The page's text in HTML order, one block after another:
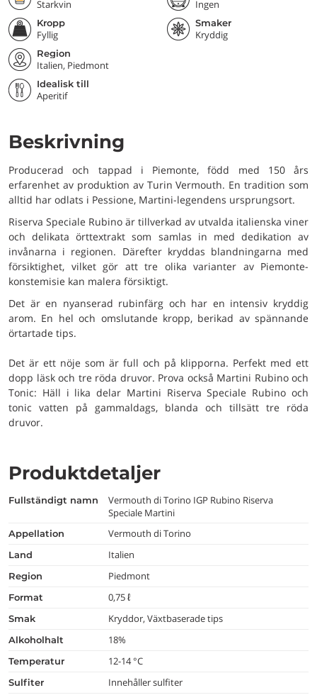
Starkvin Ingen
Kropp
Fyllig
Smaker
Kryddig
Region
Italien, Piedmont
Idealisk till
Aperitif
Beskrivning
Producerad och tappad i Piemonte, född med 150 års
erfarenhet av produktion av Turin Vermouth. En tradition som
alltid har odlats i Pessione, Martini-legendens ursprungsort.
Riserva Speciale Rubino är tillverkad av utvalda italienska viner
och delikata örttextrakt som samlas in med dedikation av
invånarna i regionen. Därefter kryddas blandningarna med
försiktighet, vilket gör att tre olika varianter av Piemonte-
konstemisie kan malera försiktigt.
Det är en nyanserad rubinfärg och har en intensiv kryddig
arom. En hel och omslutande kropp, berikad av spännande
örtartade tips.
Det är ett nöje som är full och på klipporna. Perfekt med ett
dopp läsk och tre röda druvor. Prova också Martini Rubino och
Tonic: Häll i lika delar Martini Riserva Speciale Rubino och
tonic vatten på gammaldags, blanda och tillsätt tre röda
druvor.
Produktdetaljer
fullständigt namn
Vermouth di Torino IGP Rubino Riserva
Speciale Martini
appellation Vermouth di Torino
land Italien
region Piedmont
format 0,75 ℓ
smak Kryddor, Växtbaserade tips
alkoholhalt 18%
temperatur 12-14 °C
Sulfiter Innehåller sulfiter